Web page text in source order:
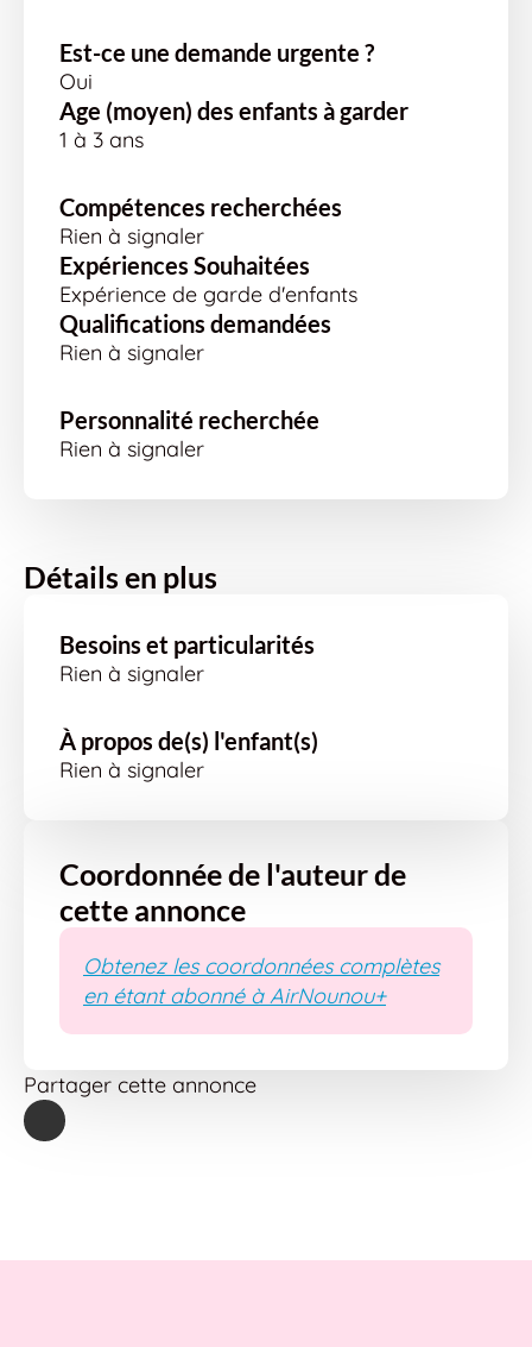
Est-ce une demande urgente ?
Oui
Age (moyen) des enfants à garder
1 à 3 ans
Compétences recherchées
Rien à signaler
Expériences Souhaitées
Expérience de garde d'enfants
Qualifications demandées
Rien à signaler
Personnalité recherchée
Rien à signaler
Détails en plus
Besoins et particularités
Rien à signaler
À propos de(s) l'enfant(s)
Rien à signaler
Coordonnée de l'auteur de
cette annonce
Obtenez les coordonnées complètes
en étant abonné à AirNounou+
Partager cette annonce